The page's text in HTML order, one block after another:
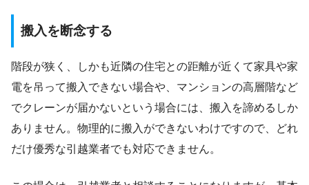
搬入を断念する
階段が狭く、しかも近隣の住宅との距離が近くて家具や家
電を吊って搬入できない場合や、マンションの高層階など
でクレーンが届かないという場合には、搬入を諦めるしか
ありません。物理的に搬入ができないわけですので、どれ
だけ優秀な引越業者でも対応できません。